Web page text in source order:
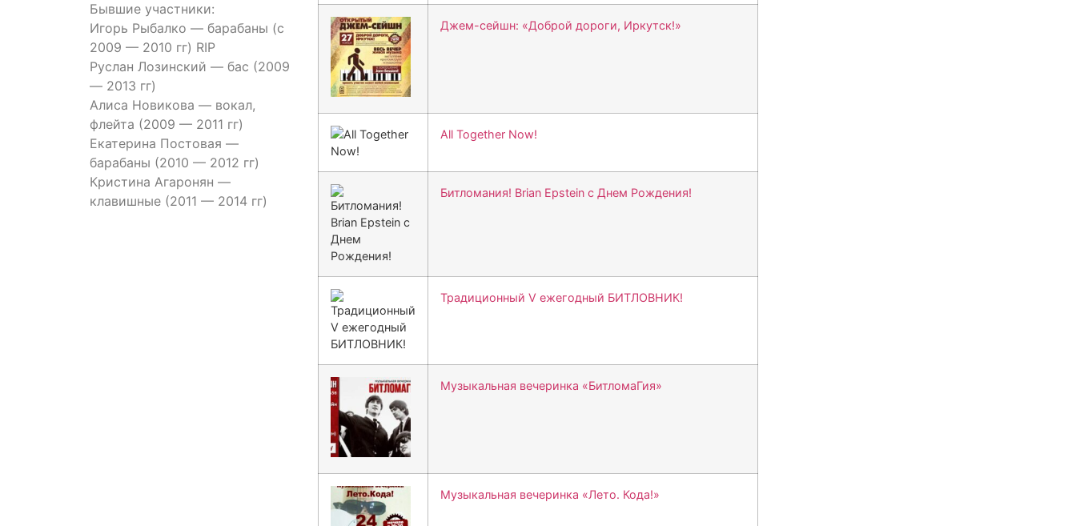
Бывшие участники:
Игорь Рыбалко — барабаны (с
2009 — 2010 гг) RIP
Руслан Лозинский — бас (2009
— 2013 гг)
Алиса Новикова — вокал,
флейта (2009 — 2011 гг)
Екатерина Постовая —
барабаны (2010 — 2012 гг)
Кристина Агаронян —
клавишные (2011 — 2014 гг)
Джем-сейшн: «Доброй дороги, Иркутск!»
All Together Now!
Битломания! Brian Epstein с Днем Рождения!
Традиционный V ежегодный БИТЛОВНИК!
Музыкальная вечеринка «БитломаГия»
Музыкальная вечеринка «Лето. Кода!»